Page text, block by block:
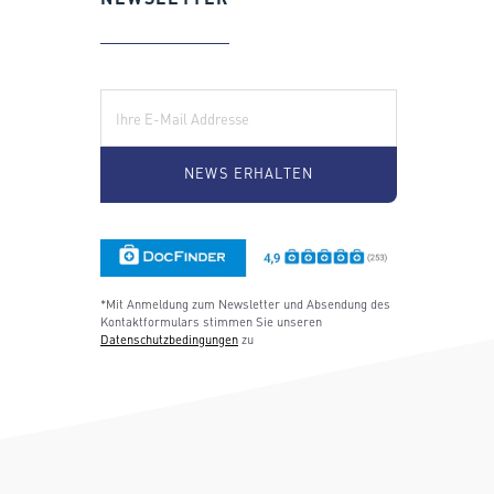
*Mit Anmeldung zum Newsletter und Absendung des
Kontaktformulars stimmen Sie unseren
Datenschutzbedingungen zu